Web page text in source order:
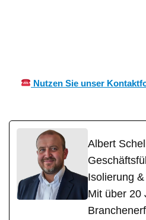
Nutzen Sie unser
Albert
Isolierung
Mit über 20